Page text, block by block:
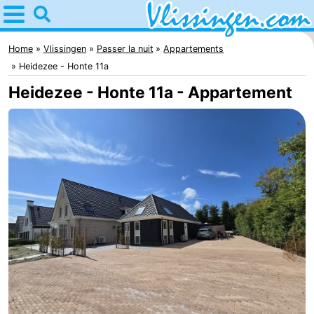
Home
Vlissingen
Astuces
Avec
les
Passer
nuit
-
Martina
Campings
Chambre
d'hôtes
Chaumières
Home Vlissingen Passer la nuit
Appartements
Heidezee - Honte 11a
Heidezee - Honte 11a - Appartement